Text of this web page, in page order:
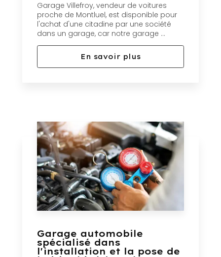
Garage Villefroy, vendeur de voitures
proche de Montluel, est disponible pour
l'achat d'une citadine par une société
dans un garage, car notre garage ...
En savoir plus
Garage automobile
spécialisé dans
l'installation et la pose de